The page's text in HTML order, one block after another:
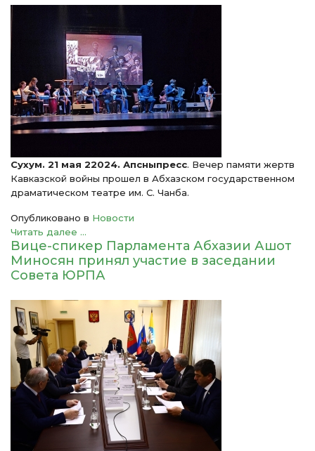
Сухум. 21 мая 22024. Апсныпресс. Вечер памяти жертв
Кавказской войны прошел в Абхазском государственном
драматическом театре им. С. Чанба.
Опубликовано в Новости
Читать далее ...
Вице-спикер Парламента Абхазии Ашот
Миносян принял участие в заседании
Совета ЮРПА